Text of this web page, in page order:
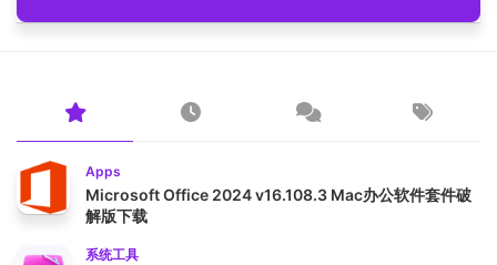
Apps
Microsoft Office 2024 v16.108.3 Mac办公软件套件破
解版下载
系统工具